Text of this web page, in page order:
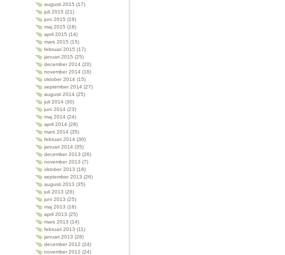
augusti 2015 (17)
juli 2015 (21)
juni 2015 (19)
maj 2015 (18)
april 2015 (14)
mars 2015 (15)
februari 2015 (17)
januari 2015 (25)
december 2014 (20)
november 2014 (16)
oktober 2014 (15)
september 2014 (27)
augusti 2014 (25)
juli 2014 (30)
juni 2014 (23)
maj 2014 (24)
april 2014 (28)
mars 2014 (35)
februari 2014 (30)
januari 2014 (35)
december 2013 (26)
november 2013 (7)
oktober 2013 (18)
september 2013 (26)
augusti 2013 (35)
juli 2013 (26)
juni 2013 (25)
maj 2013 (18)
april 2013 (25)
mars 2013 (14)
februari 2013 (11)
januari 2013 (28)
december 2012 (24)
november 2012 (24)